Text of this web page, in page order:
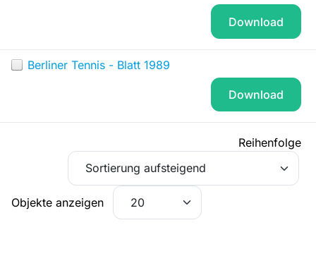
Download
Berliner Tennis - Blatt 1989
Download
Reihenfolge
Objekte anzeigen